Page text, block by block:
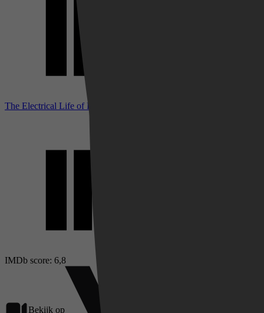
The Electrical Life of Louis Wain bij IMDb
IMDb score: 6,8
Bekijk op